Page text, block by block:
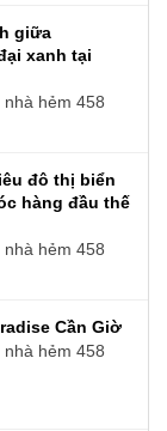
giữa
xanh tại
hẻm 458
đô thị biển
hàng đầu thế
hẻm 458
Cần Giờ
hẻm 458